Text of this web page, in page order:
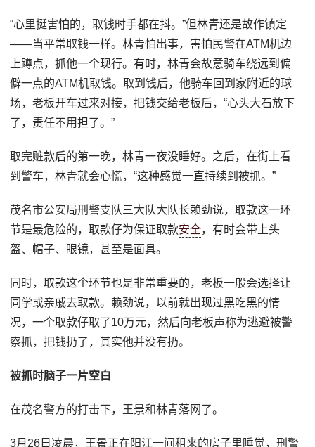
“心里挺害怕的，取钱时手都在抖。”但林青还是故作镇定
——当平常取钱一样。林青怕出事，害怕民警在ATM机边
上蹲点，抓他一个现行。有时，林青会故意骑车绕远到偏
僻一点的ATM机取钱。取到钱后，他骑车回到家附近的球
场，老板开车过来对接，把钱交给老板后，“心头大石放下
了，责任不用担了。”
取完赃款后的第一晚，林青一夜没睡好。之后，在街上看
到警车，林青就会心慌，“这种感觉一直持续到被抓。”
茂名市公安局刑警支队三大队大队长赖劲说，取款这一环
节是最危险的，取款仔为保证取款安全，有时会带上头
盔、帽子、眼镜，甚至是面具。
同时，取款这个环节也是非常重要的，老板一般会选择让
同学或亲戚去取款。赖劲说，以前就出现过黑吃黑的情
况，一个取款仔取了10万元，然后向老板声称为逃避被警
察抓，把钱扔了，其实他并没有扔。
被抓时脑子一片空白
在茂名警方的打击下，王景和林青落网了。
3月26日凌晨，王景正在阳江一间租来的房子里睡觉，刑警